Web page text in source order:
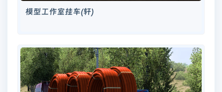
模型工作室挂车(轩)